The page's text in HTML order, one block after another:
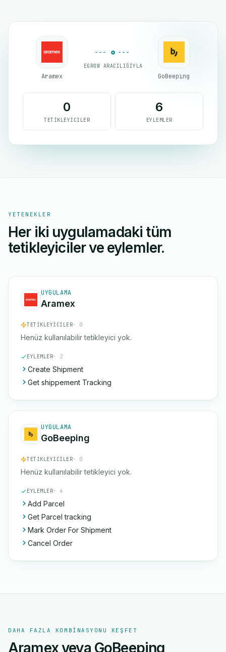
Aramex
EGROW ARACILIĞIYLA
GoBeeping
0
TETIKLEYICILER
6
EYLEMLER
YETENEKLER
Her iki uygulamadaki tüm
tetikleyiciler ve eylemler.
UYGULAMA
Aramex
TETIKLEYICILER· 0
Henüz kullanılabilir tetikleyici yok.
EYLEMLER· 2
Create Shipment
Get shippement Tracking
UYGULAMA
GoBeeping
TETIKLEYICILER· 0
Henüz kullanılabilir tetikleyici yok.
EYLEMLER· 4
Add Parcel
Get Parcel tracking
Mark Order For Shipment
Cancel Order
DAHA FAZLA KOMBINASYONU KEŞFET
Aramex veya GoBeeping